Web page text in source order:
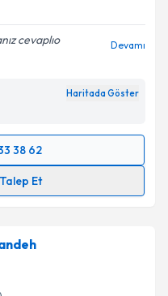
ediyorum.
Gönder
cevaplıo
Devamı
Haritada Göster
38 62
Et
ile bilgilendireceğiz.